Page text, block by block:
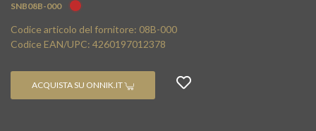
SNB08B-000
Codice articolo del fornitore: 08B-000
Codice EAN/UPC: 4260197012378
ACQUISTA SU ONNIK.IT